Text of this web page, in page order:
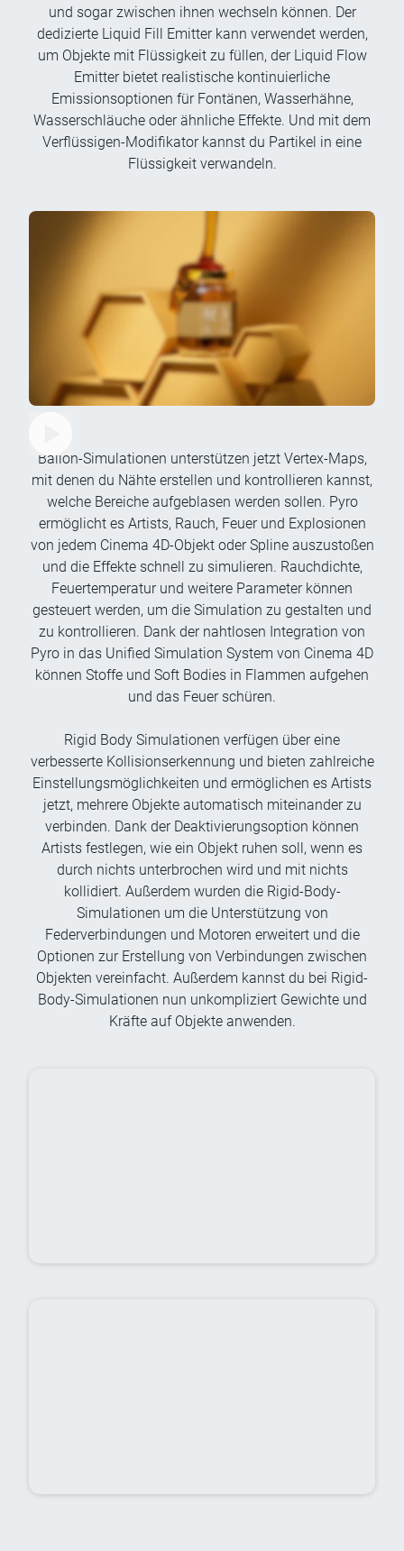
und sogar zwischen ihnen wechseln können. Der
dedizierte Liquid Fill Emitter kann verwendet werden,
um Objekte mit Flüssigkeit zu füllen, der Liquid Flow
Emitter bietet realistische kontinuierliche
Emissionsoptionen für Fontänen, Wasserhähne,
Wasserschläuche oder ähnliche Effekte. Und mit dem
Verflüssigen-Modifikator kannst du Partikel in eine
Flüssigkeit verwandeln.
Ballon-Simulationen unterstützen jetzt Vertex-Maps,
mit denen du Nähte erstellen und kontrollieren kannst,
welche Bereiche aufgeblasen werden sollen. Pyro
ermöglicht es Artists, Rauch, Feuer und Explosionen
von jedem Cinema 4D-Objekt oder Spline auszustoßen
und die Effekte schnell zu simulieren. Rauchdichte,
Feuertemperatur und weitere Parameter können
gesteuert werden, um die Simulation zu gestalten und
zu kontrollieren. Dank der nahtlosen Integration von
Pyro in das Unified Simulation System von Cinema 4D
können Stoffe und Soft Bodies in Flammen aufgehen
und das Feuer schüren.
Rigid Body Simulationen verfügen über eine
verbesserte Kollisionserkennung und bieten zahlreiche
Einstellungsmöglichkeiten und ermöglichen es Artists
jetzt, mehrere Objekte automatisch miteinander zu
verbinden. Dank der Deaktivierungsoption können
Artists festlegen, wie ein Objekt ruhen soll, wenn es
durch nichts unterbrochen wird und mit nichts
kollidiert. Außerdem wurden die Rigid-Body-
Simulationen um die Unterstützung von
Federverbindungen und Motoren erweitert und die
Optionen zur Erstellung von Verbindungen zwischen
Objekten vereinfacht. Außerdem kannst du bei Rigid-
Body-Simulationen nun unkompliziert Gewichte und
Kräfte auf Objekte anwenden.